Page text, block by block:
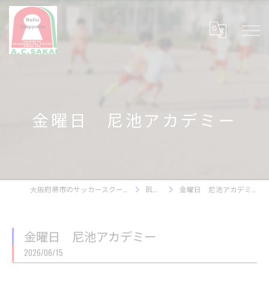
金曜日 尼池アカデミー
BLOG 金曜日 尼池アカデミー
金曜日 尼池アカデミー
2026/06/15